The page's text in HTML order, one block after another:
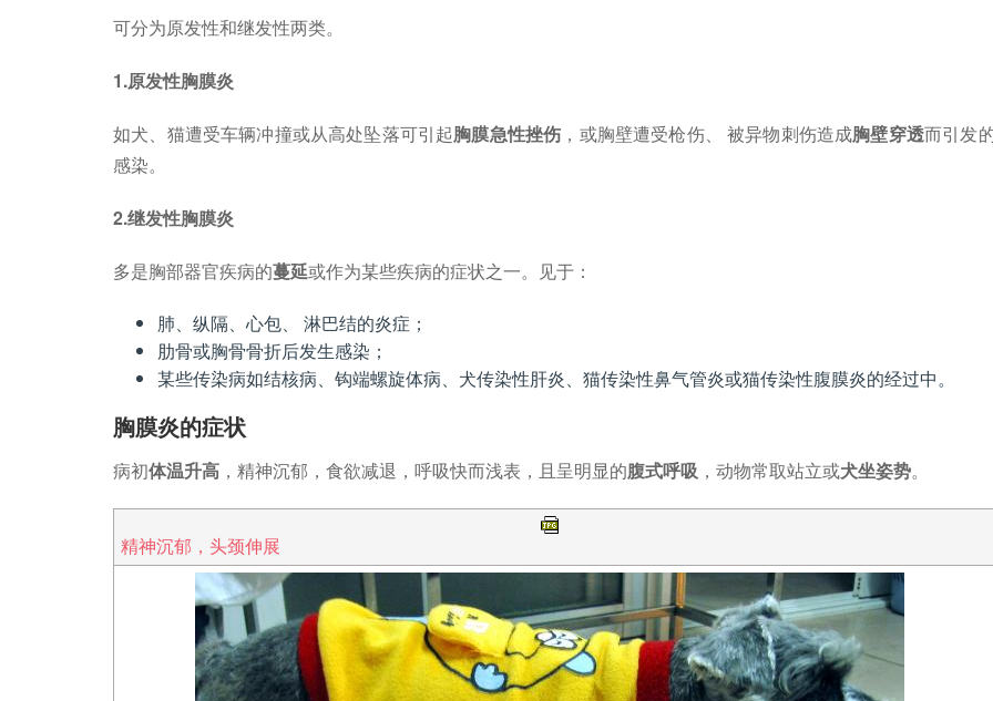
可分为原发性和继发性两类。
1.原发性胸膜炎
如犬、猫遭受车辆冲撞或从高处坠落可引起胸膜急性挫伤 ，或胸壁遭受枪伤、 被异物刺伤造成胸壁穿透而引发
感染。
2.继发性胸膜炎
多是胸部器官疾病的蔓延或作为某些疾病的症状之一。见于：
肺、纵隔、心包、 淋巴结的炎症；
肋骨或胸骨骨折后发生感染；
某些传染病如结核病、钩端螺旋体病、犬传染性肝炎、猫传染性鼻气管炎或猫传染性腹膜炎的经过中。
胸膜炎的症状
病初体温升高 ，精神沉郁，食欲减退，呼吸快而浅表，且呈明显的腹式呼吸 ，动物常取站立或犬坐姿势。
精神沉郁，头颈伸展